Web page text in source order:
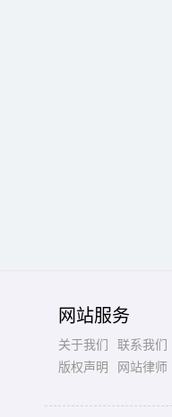
网站服务
关于我们 联系我们
版权声明
网站律师